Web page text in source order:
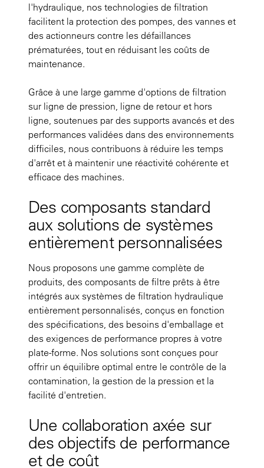
l'hydraulique, nos technologies de filtration
facilitent la protection des pompes, des vannes et
des actionneurs contre les défaillances
prématurées, tout en réduisant les coûts de
maintenance.
Grâce à une large gamme d'options de filtration
sur ligne de pression, ligne de retour et hors
ligne, soutenues par des supports avancés et des
performances validées dans des environnements
difficiles, nous contribuons à réduire les temps
d'arrêt et à maintenir une réactivité cohérente et
efficace des machines.
Des composants standard
aux solutions de systèmes
entièrement personnalisées
Nous proposons une gamme complète de
produits, des composants de filtre prêts à être
intégrés aux systèmes de filtration hydraulique
entièrement personnalisés, conçus en fonction
des spécifications, des besoins d'emballage et
des exigences de performance propres à votre
plate-forme. Nos solutions sont conçues pour
offrir un équilibre optimal entre le contrôle de la
contamination, la gestion de la pression et la
facilité d'entretien.
Une collaboration axée sur
des objectifs de performance
et de coût